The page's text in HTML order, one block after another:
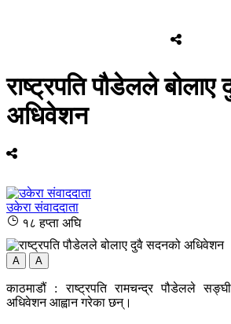
राष्ट्रपति पौडेलले
अधिवेशन
उकेरा संवाददाता
१८ हप्ता अघि
A A
काठमाडौं : राष्ट्रपति रामचन्द्र पौडेलले
अधिवेशन आह्वान गरेका छन्।